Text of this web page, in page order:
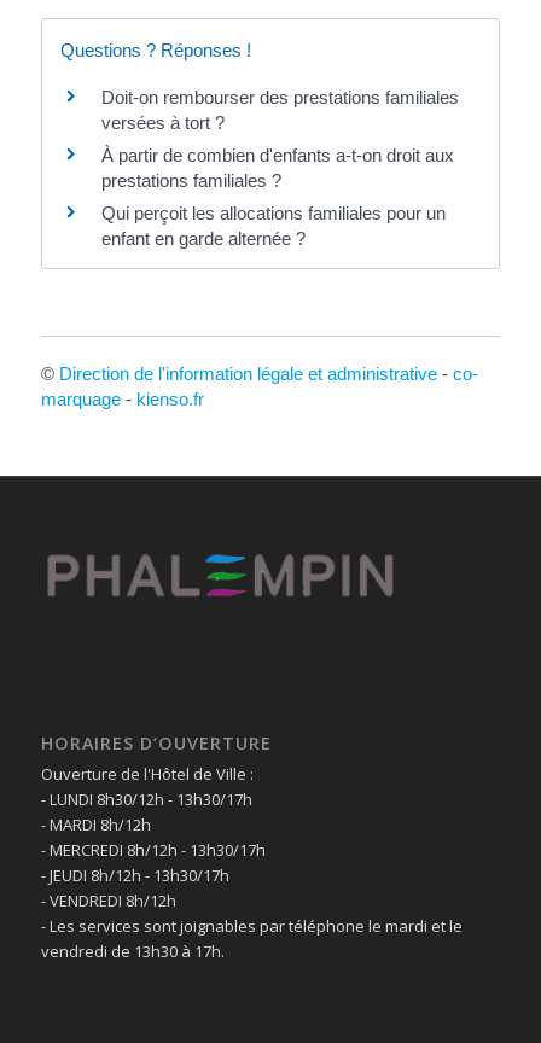
Questions ? Réponses !
Doit-on rembourser des prestations familiales
versées à tort ?
À partir de combien d'enfants a-t-on droit aux
prestations familiales ?
Qui perçoit les allocations familiales pour un
enfant en garde alternée ?
© Direction de l'information légale et administrative- co-
marquage- kienso.fr
HORAIRES D’OUVERTURE
Ouverture de l'Hôtel de Ville :
- LUNDI 8h30/12h - 13h30/17h
- MARDI 8h/12h
- MERCREDI 8h/12h - 13h30/17h
- JEUDI 8h/12h - 13h30/17h
- VENDREDI 8h/12h
- Les services sont joignables par téléphone le mardi et le
vendredi de 13h30 à 17h.